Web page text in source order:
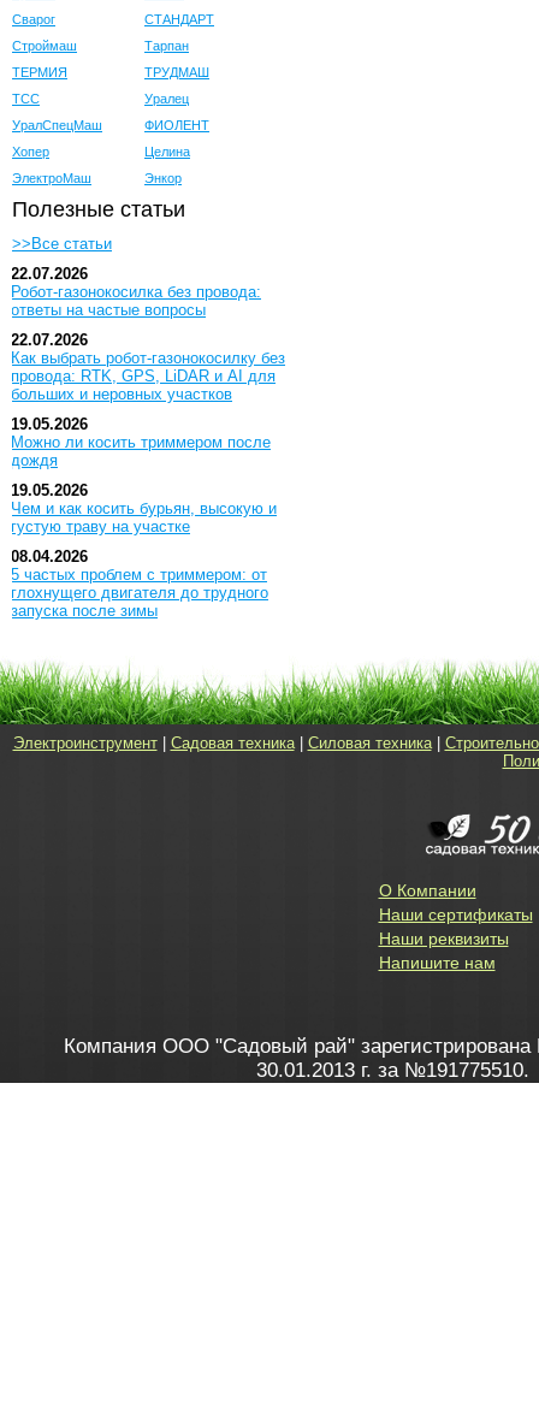
Сварог
СТАНДАРТ
Строймаш
Тарпан
ТЕРМИЯ
ТРУДМАШ
ТСС
Уралец
УралСпецМаш
ФИОЛЕНТ
Хопер
Целина
ЭлектроМаш
Энкор
Полезные статьи
>>Все статьи
22.07.2026
Робот-газонокосилка без провода:
ответы на частые вопросы
22.07.2026
Как выбрать робот-газонокосилку без
провода: RTK, GPS, LiDAR и AI для
больших и неровных участков
19.05.2026
Можно ли косить триммером после
дождя
19.05.2026
Чем и как косить бурьян, высокую и
густую траву на участке
08.04.2026
5 частых проблем с триммером: от
глохнущего двигателя до трудного
запуска после зимы
Электроинструмент| Садовая техника| Силовая техника|
О Компании
Наши сертификаты
Наши реквизиты
Напишите нам
Компания ООО "Садовый рай" зарегистрирована
30.01.2013 г. за №191775510.